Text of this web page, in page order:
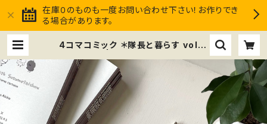
在庫０のものも一度お問い合わせ下さい！お作りでき
る場合があります。
4コマコミック ＊隊長と暮らす vol.4